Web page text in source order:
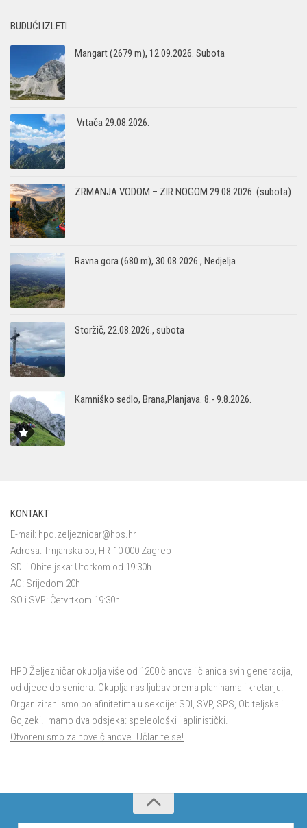
BUDUĆI IZLETI
Mangart (2679 m), 12.09.2026. Subota
Vrtača 29.08.2026.
ZRMANJA VODOM – ZIR NOGOM 29.08.2026. (subota)
Ravna gora (680 m), 30.08.2026., Nedjelja
Storžič, 22.08.2026., subota
Kamniško sedlo, Brana,Planjava. 8.- 9.8.2026.
KONTAKT
E-mail: hpd.zeljeznicar@hps.hr
Adresa: Trnjanska 5b, HR-10 000 Zagreb
SDI i Obiteljska: Utorkom od 19:30h
AO: Srijedom 20h
SO i SVP: Četvrtkom 19:30h
HPD Željezničar okuplja više od 1200 članova i članica svih generacija,
od djece do seniora. Okuplja nas ljubav prema planinama i kretanju.
Organizirani smo po afinitetima u sekcije: SDI, SVP, SPS, Obiteljska i
Gojzeki. Imamo dva odsjeka: speleološki i aplinistički.
Otvoreni smo za nove članove. Učlanite se!